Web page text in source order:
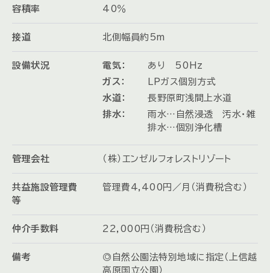
容積率 40％
接道 北側幅員約5m
設備状況 電気：
あり 50Hz
ガス：
LPガス個別方式
水道：
長野原町浅間上水道
排水：
雨水…自然浸透 汚水・雑
排水…個別浄化槽
管理会社 （株）エンゼルフォレストリゾート
共益施設管理費
等
管理費4,400円／月（消費税含む）
仲介手数料 22,000円（消費税含む）
備考
◎自然公園法特別地域に指定（上信越
高原国立公園）